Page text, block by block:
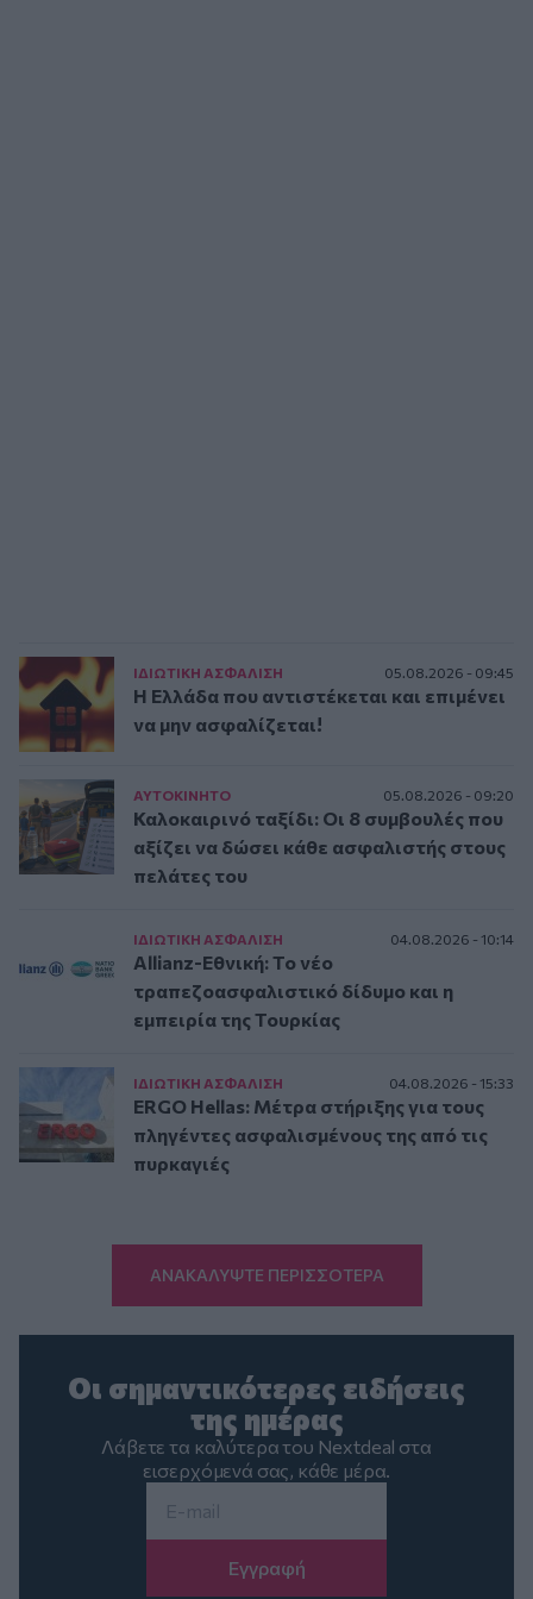
ΙΔΙΩΤΙΚΗ ΑΣΦAΛΙΣΗ 05.08.2026 - 09:45
Η Ελλάδα που αντιστέκεται και επιμένει
να μην ασφαλίζεται!
ΑΥΤΟΚΙΝΗΤΟ 05.08.2026 - 09:20
Καλοκαιρινό ταξίδι: Οι 8 συμβουλές που
αξίζει να δώσει κάθε ασφαλιστής στους
πελάτες του
ΙΔΙΩΤΙΚΗ ΑΣΦAΛΙΣΗ 04.08.2026 - 10:14
Allianz-Εθνική: Το νέο
τραπεζοασφαλιστικό δίδυμο και η
εμπειρία της Τουρκίας
ΙΔΙΩΤΙΚΗ ΑΣΦAΛΙΣΗ 04.08.2026 - 15:33
ERGO Hellas: Μέτρα στήριξης για τους
πληγέντες ασφαλισμένους της από τις
πυρκαγιές
ΑΝΑΚΑΛΥΨΤΕ ΠΕΡΙΣΣΟΤΕΡΑ
Οι σημαντικότερες ειδήσεις
της ημέρας
Λάβετε τα καλύτερα του Nextdeal στα
εισερχόμενά σας, κάθε μέρα.